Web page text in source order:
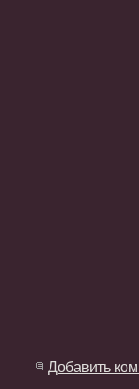
Добавить